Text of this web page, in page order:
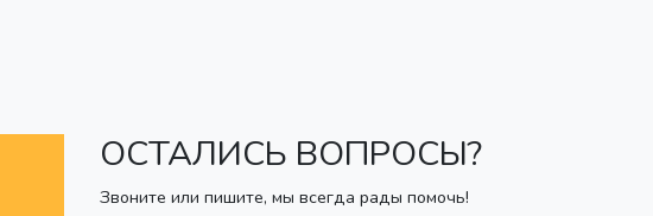
ОСТАЛИСЬ ВОПРОСЫ?
Звоните или пишите, мы всегда рады помочь!